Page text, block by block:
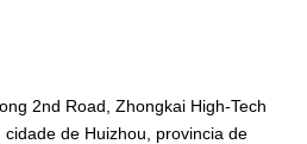
2nd Road, Zhongkai High-Tech
de Huizhou, provincia de